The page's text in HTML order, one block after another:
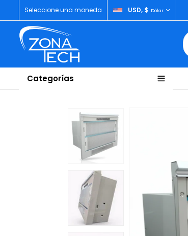
Seleccione una moneda USD, $ Dólar
Categorías